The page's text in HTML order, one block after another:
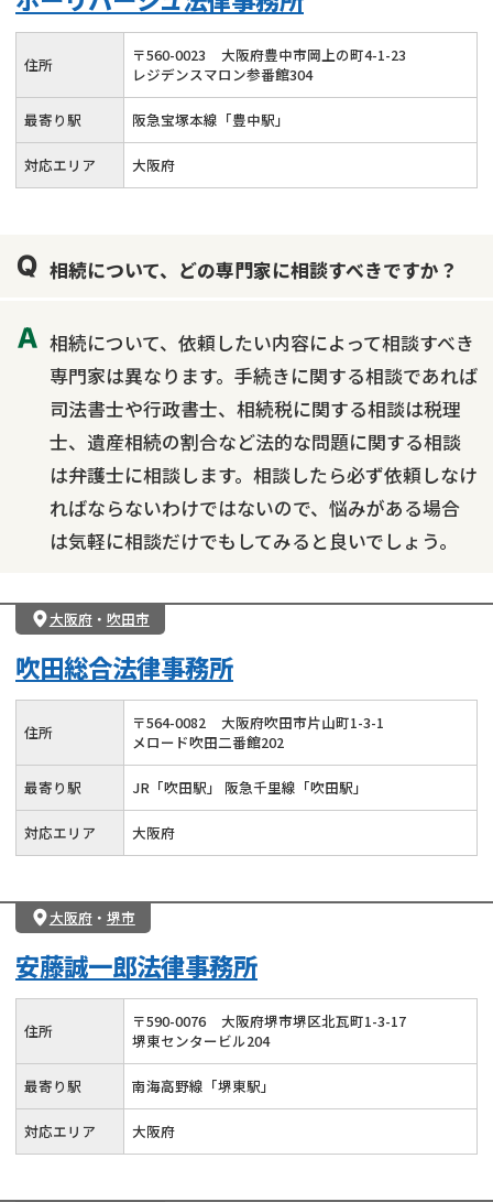
住所 〒560-0023
大阪府豊中市岡上の町4-1-23
レジデンスマロン参番館304
最寄り駅 阪急宝塚本線「豊中駅」
対応エリア 大阪府
相続について、どの専門家に相談すべきですか？
相続について、依頼したい内容によって相談すべき
専門家は異なります。手続きに関する相談であれば
司法書士や行政書士、相続税に関する相談は税理
士、遺産相続の割合など法的な問題に関する相談
は弁護士に相談します。相談したら必ず依頼しなけ
ればならないわけではないので、悩みがある場合
は気軽に相談だけでもしてみると良いでしょう。
大阪府・ 吹田市
吹田総合法律事務所
住所 〒564-0082
大阪府吹田市片山町1-3-1
メロード吹田二番館202
最寄り駅 JR「吹田駅」 阪急千里線「吹田駅」
対応エリア 大阪府
大阪府・ 堺市
安藤誠⼀郎法律事務所
住所 〒590-0076
大阪府堺市堺区北瓦町1-3-17
堺東センタービル204
最寄り駅 南海高野線「堺東駅」
対応エリア 大阪府